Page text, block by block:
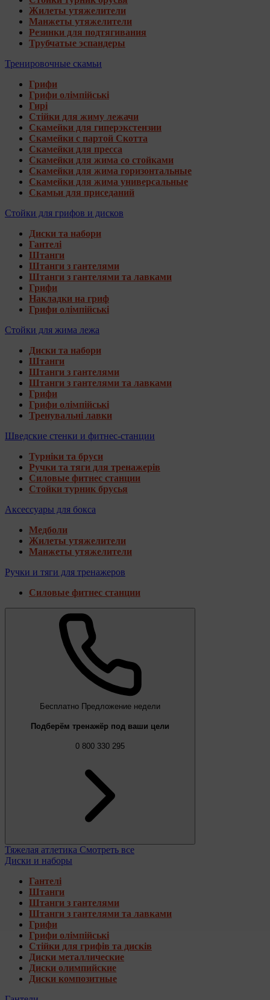
Жилеты утяжелители
Манжеты утяжелители
Резинки для подтягивания
Трубчатые эспандеры
Тренировочные скамьи
Грифи
Грифи олімпійські
Гирі
Стійки для жиму лежачи
Скамейки для гиперэкстензии
Скамейки с партой Скотта
Скамейки для пресса
Скамейки для жима со стойками
Скамейки для жима горизонтальные
Скамейки для жима универсальные
Скамьи для приседаний
Стойки для грифов и дисков
Диски та набори
Гантелі
Штанги
Штанги з гантелями
Штанги з гантелями та лавками
Грифи
Накладки на гриф
Грифи олімпійські
Стойки для жима лежа
Диски та набори
Штанги
Штанги з гантелями
Штанги з гантелями та лавками
Грифи
Грифи олімпійські
Тренувальні лавки
Шведские стенки и фитнес-станции
Турніки та бруси
Ручки та тяги для тренажерів
Силовые фитнес станции
Стойки турник брусья
Аксессуары для бокса
Медболи
Жилеты утяжелители
Манжеты утяжелители
Ручки и тяги для тренажеров
Силовые фитнес станции
Бесплатно Предложение недели
Подберём тренажёр под ваши цели
0 800 330 295
Тяжелая атлетика Смотреть все
Диски и наборы
Гантелі
Штанги
Штанги з гантелями
Штанги з гантелями та лавками
Грифи
Грифи олімпійські
Стійки для грифів та дисків
Диски металлические
Диски олимпийские
Диски композитные